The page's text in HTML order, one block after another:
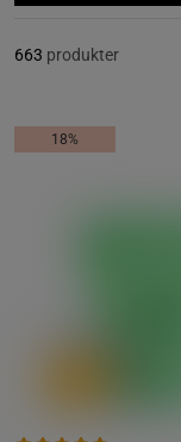
663 produkter
18%